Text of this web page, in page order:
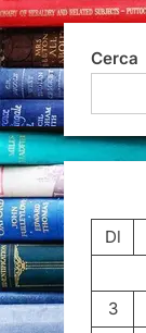
Cerca
Dl
3